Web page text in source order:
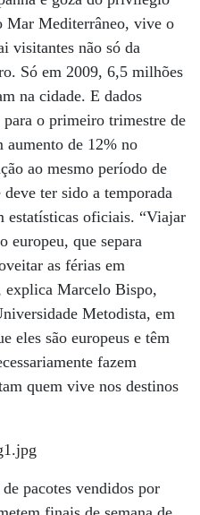
Mar Mediterrâneo, vive o
visitantes não só da
Só em 2009, 6,5 milhões
na cidade. E dados
o primeiro trimestre de
aumento de 12% no
ao mesmo período de
ter sido a temporada
estatísticas oficiais. “Viajar
europeu, que separa
as férias em
explica Marcelo Bispo,
Metodista, em
eles são europeus e têm
fazem
quem vive nos destinos
pacotes vendidos por